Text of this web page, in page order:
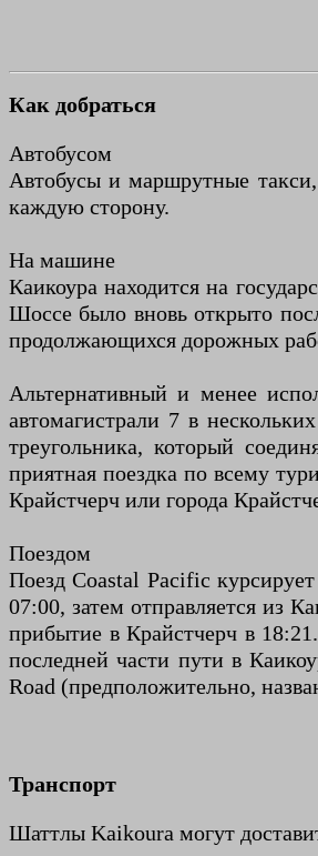
Как добраться
Автобусом
Автобусы и маршрутные
каждую сторону.
На машине
Каикоура находится на
Шоссе было вновь открыто
продолжающихся дорожных
Альтернативный и менее
автомагистрали 7 в
треугольника, который
приятная поездка по всему
Крайстчерч или города
Поездом
Поезд Coastal Pacific
07:00, затем отправляется из
прибытие в Крайстчерч в
последней части пути в
Road (предположительно,
Транспорт
Шаттлы Kaikoura могут